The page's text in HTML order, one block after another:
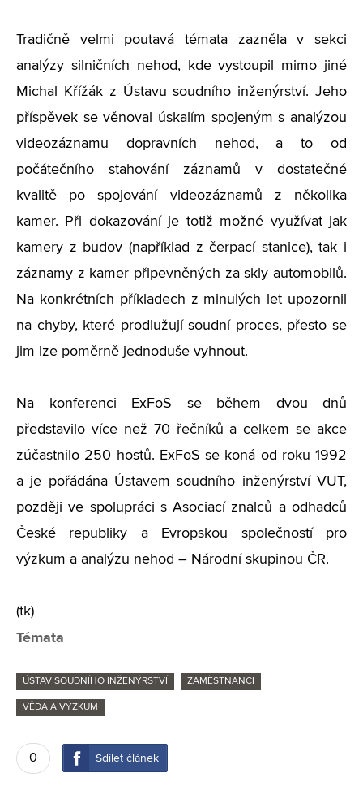
Tradičně velmi poutavá témata zazněla v sekci
analýzy silničních nehod, kde vystoupil mimo jiné
Michal Křížák z Ústavu soudního inženýrství. Jeho
příspěvek se věnoval úskalím spojeným s analýzou
videozáznamu dopravních nehod, a to od
počátečního stahování záznamů v dostatečné
kvalitě po spojování videozáznamů z několika
kamer. Při dokazování je totiž možné využívat jak
kamery z budov (například z čerpací stanice), tak i
záznamy z kamer připevněných za skly automobilů.
Na konkrétních příkladech z minulých let upozornil
na chyby, které prodlužují soudní proces, přesto se
jim lze poměrně jednoduše vyhnout.
Na konferenci ExFoS se během dvou dnů
představilo více než 70 řečníků a celkem se akce
zúčastnilo 250 hostů. ExFoS se koná od roku 1992
a je pořádána Ústavem soudního inženýrství VUT,
později ve spolupráci s Asociací znalců a odhadců
České republiky a Evropskou společností pro
výzkum a analýzu nehod – Národní skupinou ČR.
(tk)
Témata
ÚSTAV SOUDNÍHO INŽENÝRSTVÍ ZAMĚSTNANCI
VĚDA A VÝZKUM
0 Sdílet článek